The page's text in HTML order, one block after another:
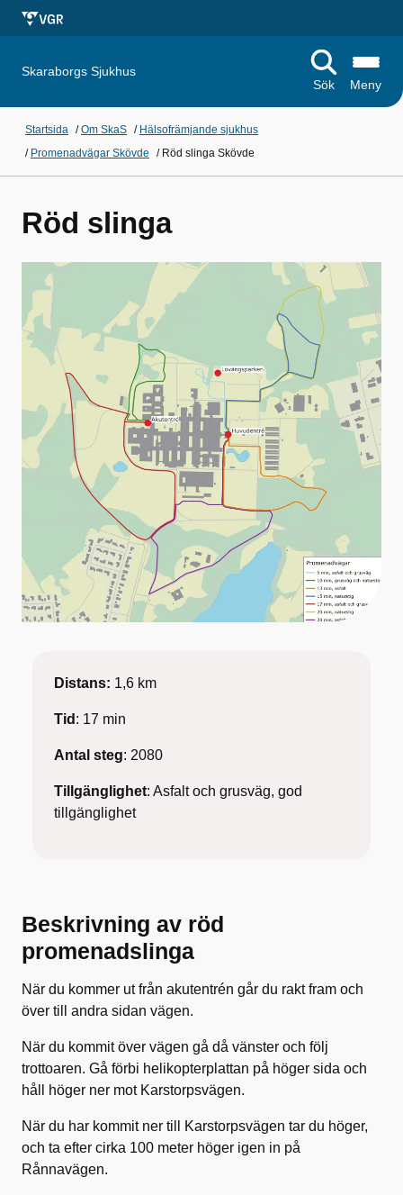
Skaraborgs Sjukhus
Sök
Meny
Startsida /Om SkaS / Hälsofrämjande sjukhus
/ Promenadvägar Skövde / Röd slinga Skövde
Röd slinga
Distans: 1,6 km
Tid : 17 min
Antal steg: 2080
Tillgänglighet: Asfalt och grusväg, god
tillgänglighet
Beskrivning av röd
promenadslinga
När du kommer ut från akutentrén går du rakt fram och
över till andra sidan vägen.
När du kommit över vägen gå då vänster och följ
trottoaren. Gå förbi helikopterplattan på höger sida och
håll höger ner mot Karstorpsvägen.
När du har kommit ner till Karstorpsvägen tar du höger,
och ta efter cirka 100 meter höger igen in på
Rånnavägen.